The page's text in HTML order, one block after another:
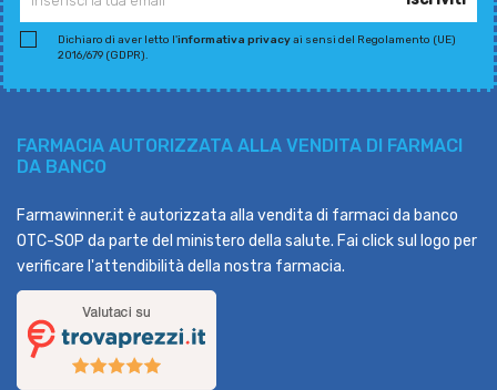
Dichiaro di aver letto l'informativa privacyai sensi del Regolamento (UE)
2016/679 (GDPR).
FARMACIA AUTORIZZATA ALLA VENDITA DI FARMACI
DA BANCO
Farmawinner.it è autorizzata alla vendita di farmaci da banco
OTC-SOP da parte del ministero della salute. Fai click sul logo per
verificare l'attendibilità della nostra farmacia.